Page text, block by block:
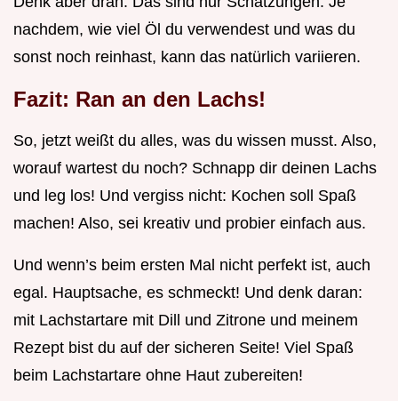
nachdem, wie viel Öl du verwendest und was du
sonst noch reinhast, kann das natürlich variieren.
Fazit: Ran an den Lachs!
So, jetzt weißt du alles, was du wissen musst. Also,
worauf wartest du noch? Schnapp dir deinen Lachs
und leg los! Und vergiss nicht: Kochen soll Spaß
machen! Also, sei kreativ und probier einfach aus.
Und wenn’s beim ersten Mal nicht perfekt ist, auch
egal. Hauptsache, es schmeckt! Und denk daran:
mit Lachstartare mit Dill und Zitrone und meinem
Rezept bist du auf der sicheren Seite! Viel Spaß
beim Lachstartare ohne Haut zubereiten!